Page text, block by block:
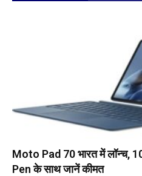
Moto Pad 70 भारत में लॉन्च,
Pen के साथ जानें कीमत